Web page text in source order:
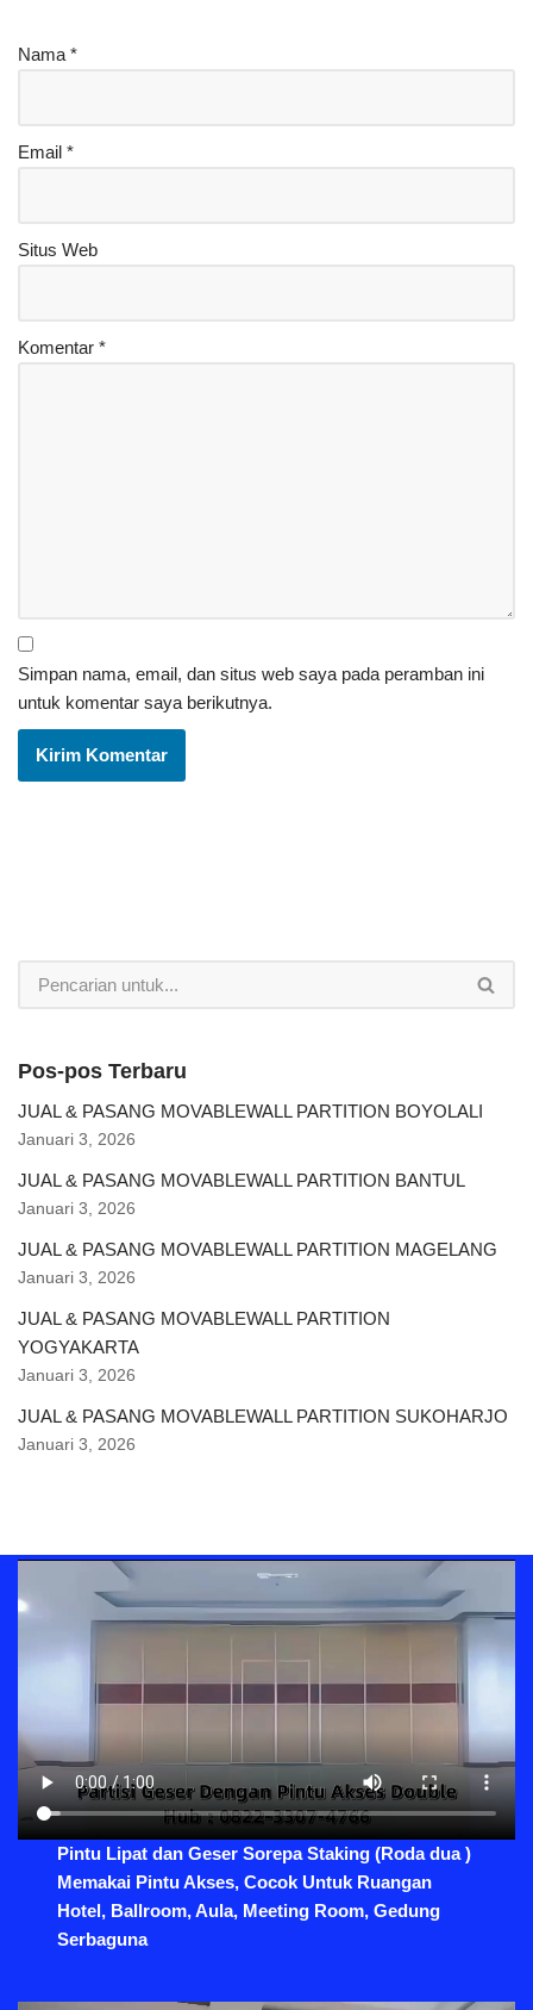
Nama *
Email *
Situs Web
Komentar *
Simpan nama, email, dan situs web saya pada peramban ini
untuk komentar saya berikutnya.
Pos-pos Terbaru
JUAL & PASANG MOVABLEWALL PARTITION BOYOLALI
Januari 3, 2026
JUAL & PASANG MOVABLEWALL PARTITION BANTUL
Januari 3, 2026
JUAL & PASANG MOVABLEWALL PARTITION MAGELANG
Januari 3, 2026
JUAL & PASANG MOVABLEWALL PARTITION
YOGYAKARTA
Januari 3, 2026
JUAL & PASANG MOVABLEWALL PARTITION SUKOHARJO
Januari 3, 2026
Pintu Lipat dan Geser Sorepa Staking (Roda dua )
Memakai Pintu Akses, Cocok Untuk Ruangan
Hotel, Ballroom, Aula, Meeting Room, Gedung
Serbaguna